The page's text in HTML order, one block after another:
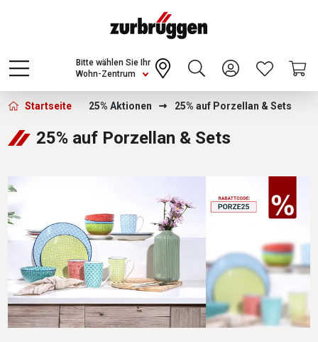
Choose a different country or region to see
content for your location and shop online
CONTINUE
Wohn-Zentrum
Bitte wählen Sie Ihr
Zurbrüggen - 25% auf Porzellan &amp;
Startseite 25% Aktionen 25% auf Porzellan & Sets
25% auf Porzellan & Sets